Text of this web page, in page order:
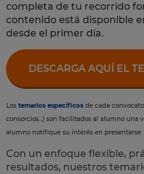
completa de tu recorrido
contenido está disponible
desde el primer día.
DESCARGA AQUÍ EL
Los temarios específicos de cada
consorcios...) son facilitados al alumno una
alumno notifique su interés en presentarse.
Con un enfoque flexible,
resultados, nuestros